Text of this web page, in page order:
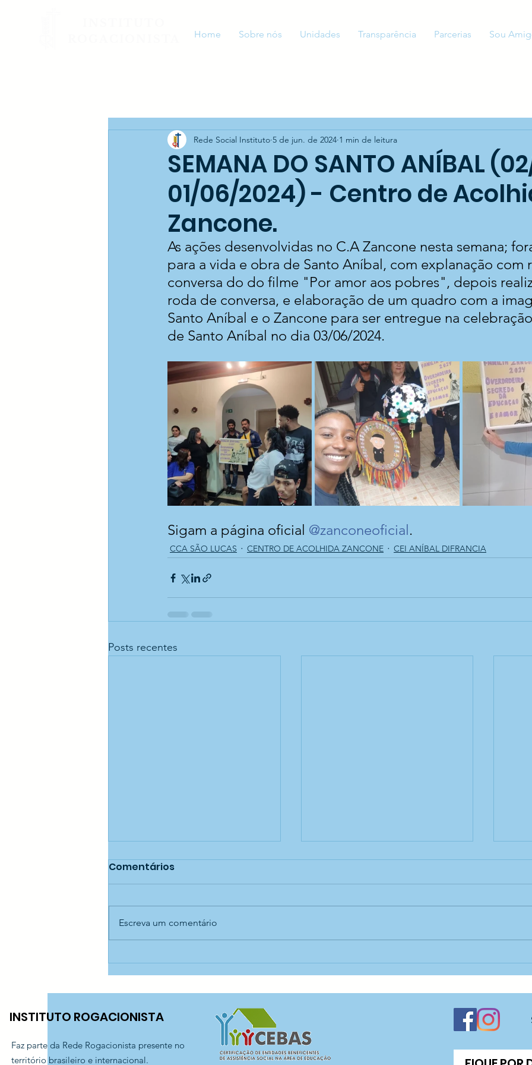
Home Sobre nós Unidades Transparência Parcerias Sou
SEMANA DO SANTO ANÍBAL
01/06/2024) - Centro de
Zancone.
Rede Social Instituto 5 de jun. de 2024 1 min de leitura
As ações desenvolvidas no C.A Zancone nesta semana;
para a vida e obra de Santo Aníbal, com explanação com
conversa do do filme "Por amor aos pobres", depois
roda de conversa, e elaboração de um quadro com a
Santo Aníbal e o Zancone para ser entregue na
de Santo Aníbal no dia 03/06/2024.
Sigam a página oficial @zanconeoficial.
CCA SÃO LUCAS CENTRO DE ACOLHIDA ZANCONE CEI ANÍBAL DIFRANCIA
Posts recentes
A voz da juventude e da
ancestralidade ecoando
no Jaraguá — CECI
Oficina de confecção de
cestaria — CECI Jaraguá
Comentários
Escreva um comentário
INSTITUTO ROGACIONISTA
Faz parte da Rede Rogacionista presente no
território brasileiro e internacional.